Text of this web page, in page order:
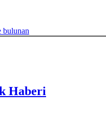
bulunan
Haberi